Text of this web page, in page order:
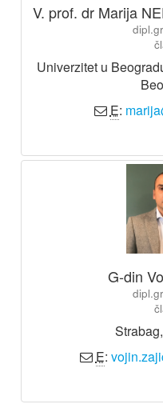
V. prof. dr Marija
Univerzitet u
E:
G-din
E: